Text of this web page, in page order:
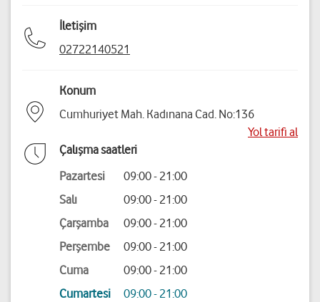
İletişim
02722140521
Konum
Cumhuriyet Mah. Kadınana Cad. No:136
Yol tarifi al
Çalışma saatleri
Pazartesi
09:00 - 21:00
Salı
09:00 - 21:00
Çarşamba
09:00 - 21:00
Perşembe
09:00 - 21:00
Cuma
09:00 - 21:00
Cumartesi
09:00 - 21:00